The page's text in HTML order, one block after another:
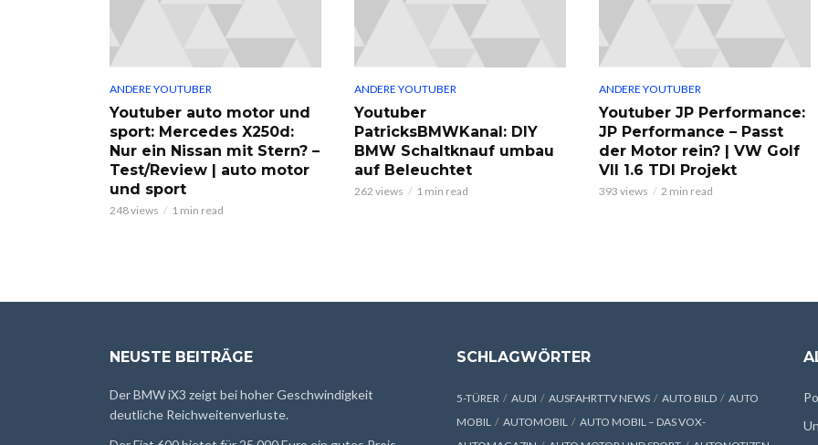
ANDERE YOUTUBER
Youtuber auto motor und
sport: Mercedes X250d:
Nur ein Nissan mit Stern? –
Test/Review | auto motor
und sport
248 views 1 min read
ANDERE YOUTUBER
Youtuber
PatricksBMWKanal: DIY
BMW Schaltknauf umbau
auf Beleuchtet
262 views 1 min read
ANDERE YOUTUBER
Youtuber JP Performance:
JP Performance – Passt
der Motor rein? | VW Golf
VII 1.6 TDI Projekt
393 views 2 min read
NEUSTE BEITRÄGE
Der BMW iX3 zeigt bei hoher Geschwindigkeit
deutliche Reichweitenverluste.
SCHLAGWÖRTER
5-TÜRER AUDI AUSFAHRTTV NEWS AUTO BILD
AUTO
MOBIL
AUTOMOBIL
AUTO MOBIL – DAS VOX-